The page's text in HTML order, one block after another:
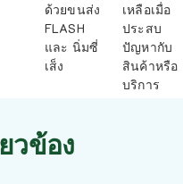
ด้วยขนส่ง
FLASH
และ นิ่มซี่
เส็ง
เหลือเมื่อ
ประสบ
ปัญหากับ
สินค้าหรือ
บริการ
วข้อง